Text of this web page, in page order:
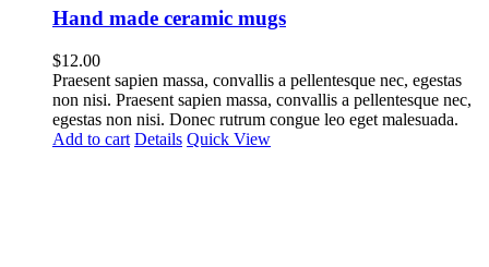
Hand made ceramic mugs
$12.00
Praesent sapien massa, convallis a pellentesque nec, egestas
non nisi. Praesent sapien massa, convallis a pellentesque nec,
egestas non nisi. Donec rutrum congue leo eget malesuada.
Add to cart Details Quick View